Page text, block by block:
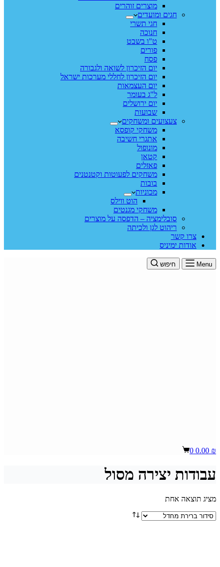
מוצרים זוהרים
חגים ומועדים
חגי תשרי
חנוכה
ט"ו בשבט
פורים
פסח
יום הזיכרון לשואה ולגבורה
יום הזיכרון לחללי מערכות ישראל
יום העצמאות
ל"ג בעומר
יום ירושלים
שבועות
צעצועים ומשחקים
משחקי קופסא
אתגרי חשיבה
מונופול
קטאן
פאזלים
משחקים לפעוטות וקטנטנים
בובות
מכוניות
הוט ווילס
משחקי מגנטים
סובלימציה – הדפסה על מוצרים
ריהוט לגן ולכיתה
צרו קשר
אודות ימיניס
Menu חיפוש
Shopping
0.00 ₪
0
עבודות יצירה מסול
מציג תוצאה אחת